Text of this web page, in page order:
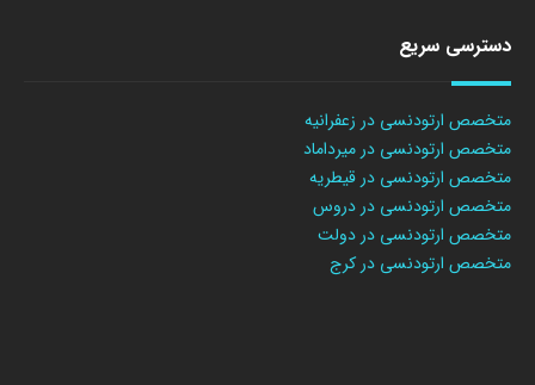
دسترسی سریع
متخصص ارتودنسی در زعفرانیه
متخصص ارتودنسی در میرداماد
متخصص ارتودنسی در قیطریه
متخصص ارتودنسی در دروس
متخصص ارتودنسی در دولت
متخصص ارتودنسی در کرج